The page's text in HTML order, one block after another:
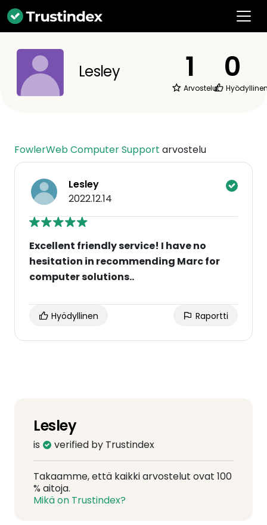
Lesley 1
Arvostelut
0
FowlerWeb Computer Support arvostelu
Lesley
2022.12.14
Excellent friendly service! I have no
hesitation in recommending Marc for
computer solutions..
Hyödyllinen Raportti
Lesley
is verified by Trustindex
Takaamme, että kaikki arvostelut ovat 100
% aitoja.
Mikä on Trustindex?